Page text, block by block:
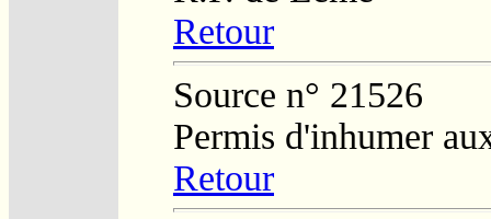
Retour
Source n° 21526
Permis d'inhumer
Retour